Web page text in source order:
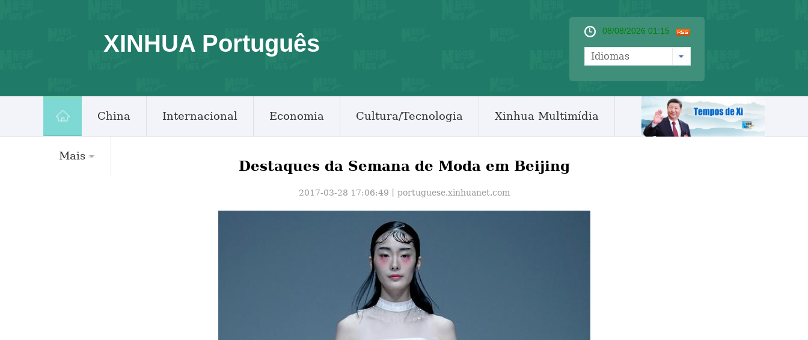
XINHUA Português 08/08/2026 01:15
Idiomas
China Internacional Economia Cultura/Tecnologia Xinhua Multimídia
Mais
Destaques da Semana de Moda em Beijing
2017-03-28 17:06:49丨 portuguese.xinhuanet.com